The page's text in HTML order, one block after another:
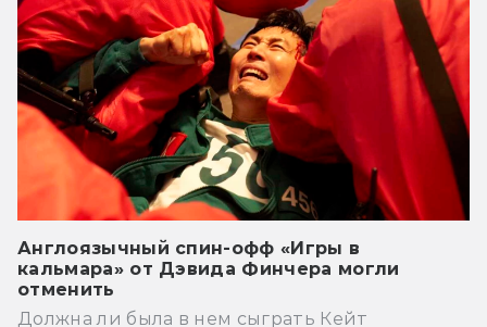
Англоязычный спин-офф «Игры в
кальмара» от Дэвида Финчера могли
отменить
Должна ли была в нем сыграть Кейт